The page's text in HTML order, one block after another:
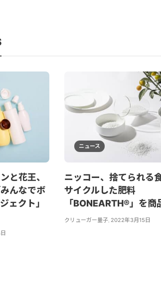
と花王、
んなでボ
ェクト」
ニュース
ニッコー、捨てられる
サイクルした肥料
「BONEARTH®」を商
クリューガー量子, 2022年3月15日